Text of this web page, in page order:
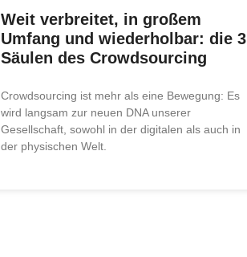
Weit verbreitet, in großem
Umfang und wiederholbar: die 3
Säulen des Crowdsourcing
Crowdsourcing ist mehr als eine Bewegung: Es
wird langsam zur neuen DNA unserer
Gesellschaft, sowohl in der digitalen als auch in
der physischen Welt.